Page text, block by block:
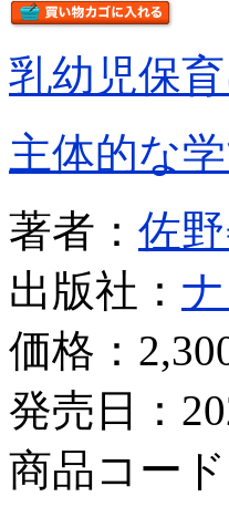
乳幼児保
主体的な
著者： 佐
出版社：
価格：
発売日：
商品コー